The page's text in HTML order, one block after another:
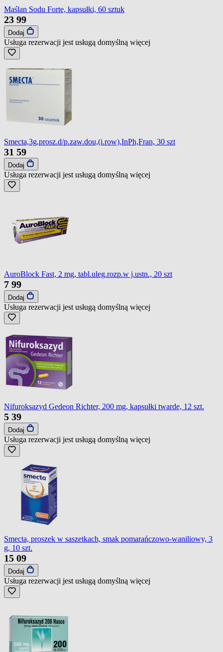
Maślan Sodu Forte, kapsułki, 60 sztuk
23 99
Dodaj
Usługa rezerwacji jest usługą domyślną więcej
Smecta,3g,prosz.d/p.zaw.dou,(i.row),InPh,Fran, 30 szt
31 59
Dodaj
Usługa rezerwacji jest usługą domyślną więcej
AuroBlock Fast, 2 mg, tabl.uleg.rozp.w j.ustn., 20 szt
7 99
Dodaj
Usługa rezerwacji jest usługą domyślną więcej
Nifuroksazyd Gedeon Richter, 200 mg, kapsułki twarde, 12 szt.
5 39
Dodaj
Usługa rezerwacji jest usługą domyślną więcej
Smecta, proszek w saszetkach, smak pomarańczowo-waniliowy, 3
g, 10 szt.
15 09
Dodaj
Usługa rezerwacji jest usługą domyślną więcej